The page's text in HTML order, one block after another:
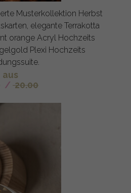
Musterkollektion Herbst
elegante Terrakotta
orange Acryl Hochzeits
Plexi Hochzeits
aus
/ 20.00